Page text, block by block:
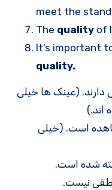
meet the
The quality of
It’s important
quality.
دارند. (عینک ها خیلی
اند.)
است. (خیلی
شده است.
نیست.